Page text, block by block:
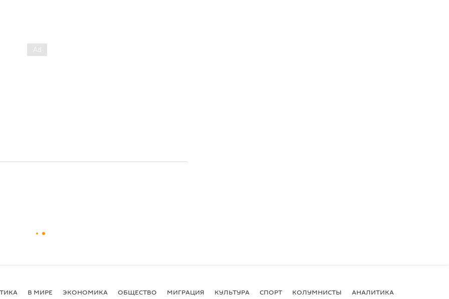
В МИРЕ ЭКОНОМИКА ОБЩЕСТВО МИГРАЦИЯ КУЛЬТУРА СПОРТ КОЛУМНИСТЫ АНАЛИТИКА